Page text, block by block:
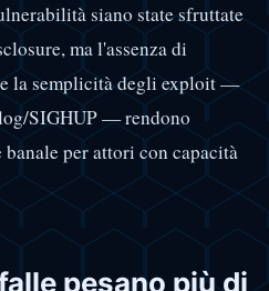
siano state sfruttate
ma l'assenza di
la semplicità degli exploit —
SIGHUP — rendono
per attori con capacità
pesano più di